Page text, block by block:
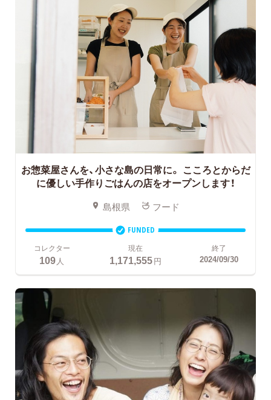
お惣菜屋さんを、小さな島の日常に。 こころとからだ
に優しい手作りごはんの店をオープンします！
島根県 フード
FUNDED
コレクター
109 人
現在
1,171,555円
終了
2024/09/30